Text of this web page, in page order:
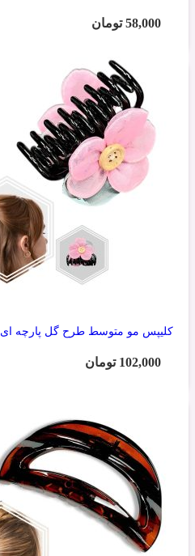
58,000 تومان
کلیپس مو متوسط طرح گل پارچه ای
102,000 تومان